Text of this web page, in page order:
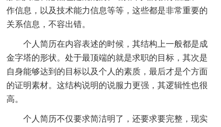
作信息，以及技术能力信息等等，这些都是非常重要的
关系信息，不容出错。
个人简历在内容表述的时候，其结构上一般都是成
金字塔的形状。处于最顶端的就是求职的目标，其次是
自身能够达到的目标以及个人的素质，最后才是个方面
的证明素材。这结构说明的说服力更强，其逻辑性也很
高。
个人简历不仅要求简洁明了，还要求要完整，现实